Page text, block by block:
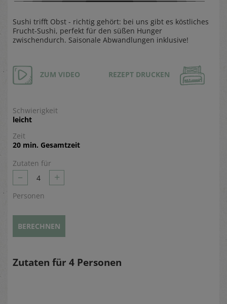
Sushi trifft Obst - richtig gehört: bei uns gibt es köstliches
Frucht-Sushi, perfekt für den süßen Hunger
zwischendurch. Saisonale Abwandlungen inklusive!
ZUM VIDEO REZEPT DRUCKEN
Schwierigkeit
leicht
Zeit
20 min. Gesamtzeit
Zutaten für
– 4 +
Personen
BERECHNEN
Zutaten für 4 Personen